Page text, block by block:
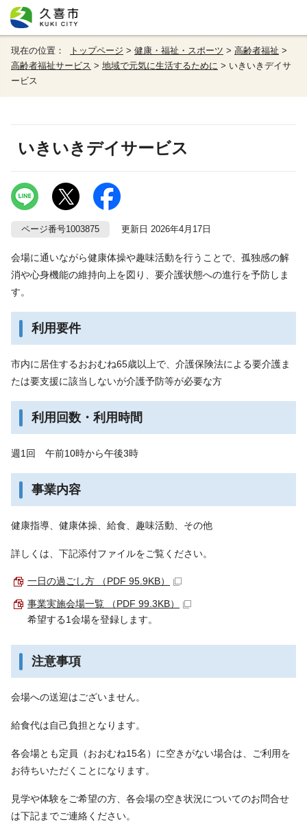
現在の位置： トップページ > 健康・福祉・スポーツ > 高齢者福祉 >
高齢者福祉サービス > 地域で元気に生活するために > いきいきデイサ
ービス
いきいきデイサービス
ページ番号1003875 更新日 2026年4月17日
会場に通いながら健康体操や趣味活動を行うことで、孤独感の解
消や心身機能の維持向上を図り、要介護状態への進行を予防しま
す。
利用要件
市内に居住するおおむね65歳以上で、介護保険法による要介護ま
たは要支援に該当しないが介護予防等が必要な方
利用回数・利用時間
週1回 午前10時から午後3時
事業内容
健康指導、健康体操、給食、趣味活動、その他
詳しくは、下記添付ファイルをご覧ください。
一日の過ごし方 （PDF 95.9KB）
事業実施会場一覧 （PDF 99.3KB）
希望する1会場を登録します。
注意事項
会場への送迎はございません。
給食代は自己負担となります。
各会場とも定員（おおむね15名）に空きがない場合は、ご利用を
お待ちいただくことになります。
見学や体験をご希望の方、各会場の空き状況についてのお問合せ
は下記までご連絡ください。